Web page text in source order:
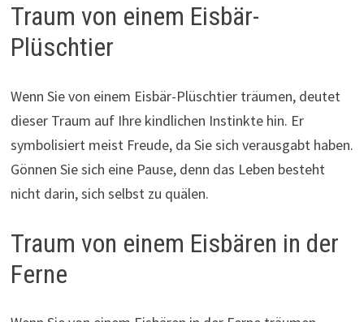
Traum von einem Eisbär-
Plüschtier
Wenn Sie von einem Eisbär-Plüschtier träumen, deutet
dieser Traum auf Ihre kindlichen Instinkte hin. Er
symbolisiert meist Freude, da Sie sich verausgabt haben.
Gönnen Sie sich eine Pause, denn das Leben besteht
nicht darin, sich selbst zu quälen.
Traum von einem Eisbären in der
Ferne